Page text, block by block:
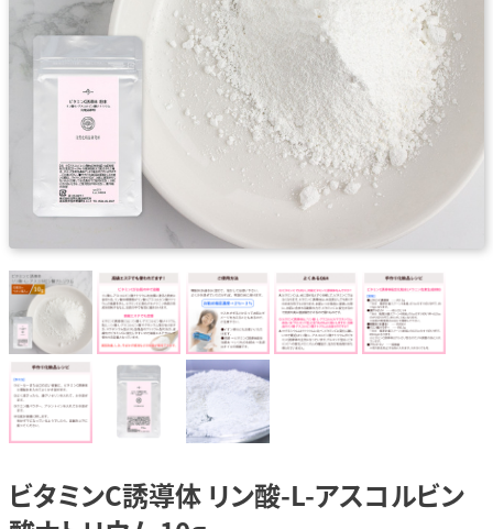
ビタミンC誘導体 リン酸-L-アスコルビン